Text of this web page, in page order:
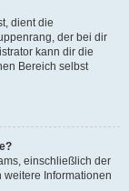
dient die
der bei dir
kann dir die
Bereich selbst
einschließlich der
weitere Informationen